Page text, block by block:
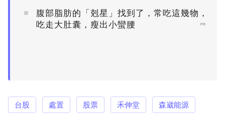
腹部脂肪的「剋星」找到了，常吃這幾物，
吃走大肚囊，瘦出小蠻腰
PR
台股 處置 股票 禾伸堂 森崴能源